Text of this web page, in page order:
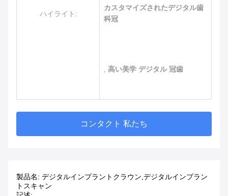
ハイライト:
カスタマイズされたデジタル歯
科冠
高い美学 デジタル 冠歯
コンタクト 私たち
製品名: デジタルインプラントクラウン,デジタルインプラン
トスキャン